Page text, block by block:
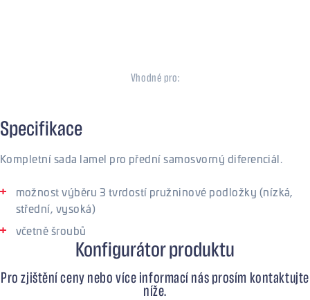
Vhodné pro:
Specifikace
Kompletní sada lamel pro přední samosvorný diferenciál.
možnost výběru 3 tvrdostí pružninové podložky (nízká,
střední, vysoká)
včetně šroubů
Konfigurátor produktu
Pro zjištění ceny nebo více informací nás prosím kontaktujte
níže.